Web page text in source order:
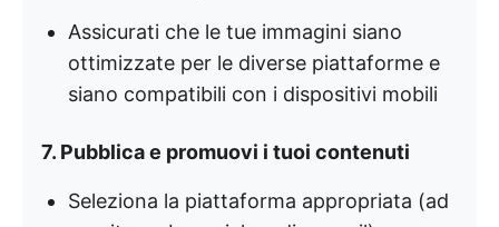
Assicurati che le tue immagini siano
ottimizzate per le diverse piattaforme e
siano compatibili con i dispositivi mobili
7. Pubblica e promuovi i tuoi contenuti
Seleziona la piattaforma appropriata (ad